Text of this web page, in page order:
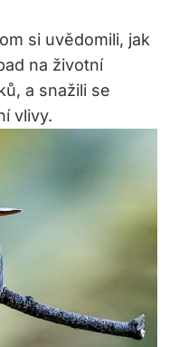
si uvědomili, jak
na životní
a snažili se
vlivy.